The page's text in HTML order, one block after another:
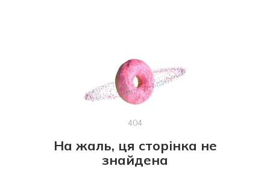
404
На жаль, ця сторінка не
знайдена